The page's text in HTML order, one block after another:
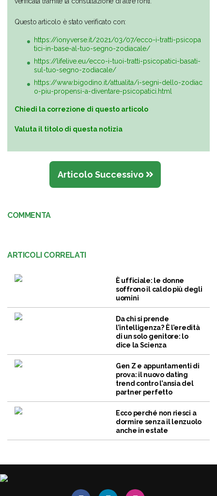
Questo articolo è stato verificato con:
https://ionyverse.it/2021/03/07/ecco-i-tratti-psicopa
tici-in-base-al-tuo-segno-zodiacale/
https://lifelive.eu/ecco-i-tuoi-tratti-psicopatici-basati-
sul-tuo-segno-zodiacale/
https://www.bigodino.it/attualita/i-segni-dello-zodiac
o-piu-propensi-a-diventare-psicopatici.html
Chiedi la correzione di questo articolo
Valuta il titolo di questa notizia
Articolo Successivo
COMMENTA
ARTICOLI CORRELATI
È ufficiale: le donne
soffrono il caldo più degli
uomini
Da chi si prende
l’intelligenza? È l’eredità
di un solo genitore: lo
dice la Scienza
Gen Z e appuntamenti di
prova: il nuovo dating
trend contro l’ansia del
partner perfetto
Ecco perché non riesci a
dormire senza il lenzuolo
anche in estate